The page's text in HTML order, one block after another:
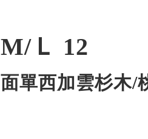
M/Ｌ 12
面單西加雲杉木/